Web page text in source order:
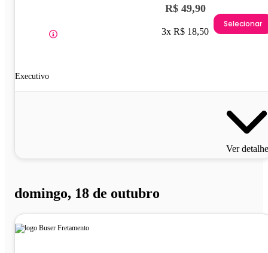
Executivo
R$ 49,90
3x R$ 18,50
Selecionar
Ver
domingo, 18 de outubro